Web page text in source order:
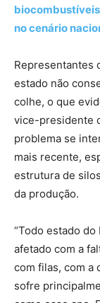
no cenário
Representantes
estado não
colhe, o que
vice-presidente
problema se
mais recente,
estrutura de
da produção.
“Todo estado
afetado com a
com filas, com a
sofre